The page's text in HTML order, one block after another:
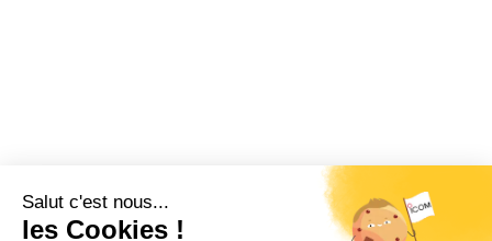
Restez informé !Abonnez-vous à la newsletter et recevez